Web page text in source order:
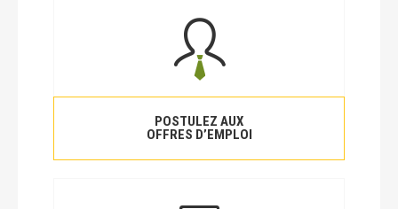
POSTULEZ AUX
OFFRES D’EMPLOI